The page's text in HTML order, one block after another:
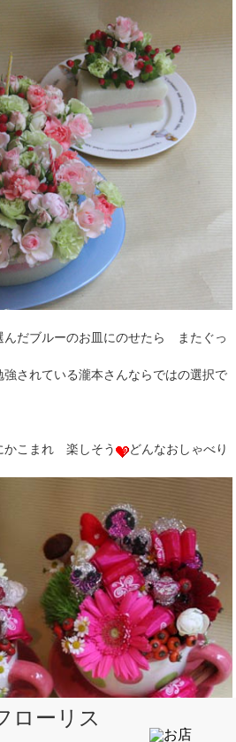
だブルーのお皿にのせたら またぐっ
されている瀧本さんならではの選択で
かこまれ 楽しそう
どんなおしゃべり